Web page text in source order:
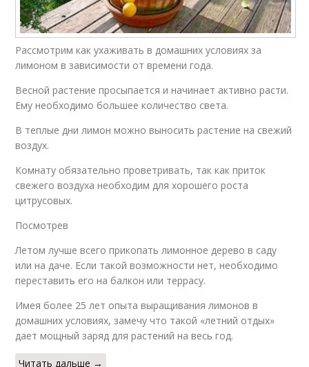
Рассмотрим как ухаживать в домашних условиях за
лимоном в зависимости от времени года.
Весной растение просыпается и начинает активно расти.
Ему необходимо большее количество света.
В теплые дни лимон можно выносить растение на свежий
воздух.
Комнату обязательно проветривать, так как приток
свежего воздуха необходим для хорошего роста
цитрусовых.
Посмотрев
Летом лучше всего прикопать лимонное дерево в саду
или на даче. Если такой возможности нет, необходимо
переставить его на балкон или террасу.
Имея более 25 лет опыта выращивания лимонов в
домашних условиях, замечу что такой «летний отдых»
дает мощный заряд для растений на весь год.
Читать дальше →